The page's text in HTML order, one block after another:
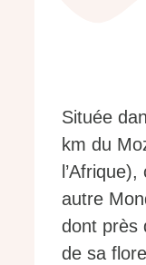
Située
km du
autre
dont près
de sa